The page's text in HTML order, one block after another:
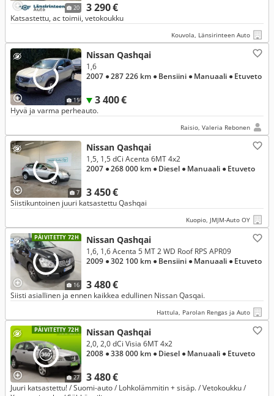
20 3 290 €
Katsastettu, ac toimii, vetokoukku
Kouvola, Länsirinteen Auto
15
Nissan Qashqai
3 400 €
1,6
2007 ● 287 226 km ● Bensiini ● Manuaali ● Etuveto
Hyvä ja varma perheauto.
Raisio, Valeria Rebonen
7
Nissan Qashqai
3 450 €
1,5, 1,5 dCi Acenta 6MT 4x2
2007 ● 268 000 km ● Diesel ● Manuaali ● Etuveto
Siistikuntoinen juuri katsastettu Qashqai
Kuopio, JMJM-Auto OY
PÄIVITETTY 72H
16
Nissan Qashqai
3 480 €
1,6, 1,6 Acenta 5 MT 2 WD Roof RPS APR09
2009 ● 302 100 km ● Bensiini ● Manuaali ● Etuveto
Siisti asiallinen ja ennen kaikkea edullinen Nissan Qasqai.
Hattula, Parolan Rengas ja Auto
PÄIVITETTY 72H
27
Nissan Qashqai
3 480 €
2,0, 2,0 dCi Visia 6MT 4x2
2008 ● 338 000 km ● Diesel ● Manuaali ● Etuveto
Juuri katsastettu! / Suomi-auto / Lohkolämmitin + sisäp. / Vetokoukku /